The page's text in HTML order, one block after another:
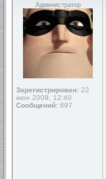
Администратор
Зарегистрирован: 22
июн 2009, 12:40
Сообщений: 697